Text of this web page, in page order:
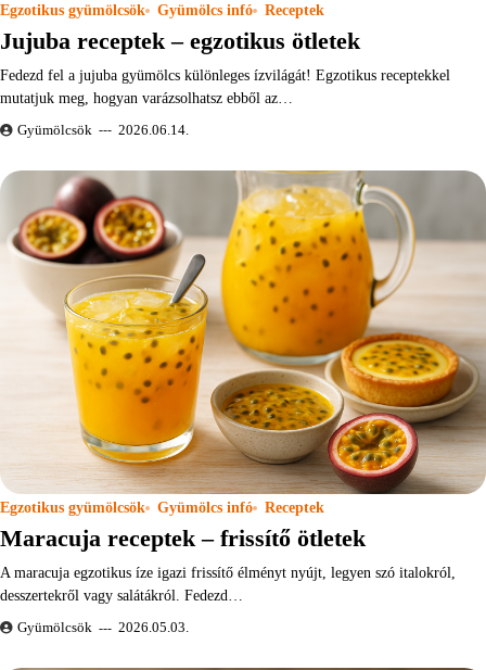
Egzotikus gyümölcsök Gyümölcs infó Receptek
Jujuba receptek – egzotikus ötletek
Fedezd fel a jujuba gyümölcs különleges ízvilágát! Egzotikus receptekkel
mutatjuk meg, hogyan varázsolhatsz ebből az…
Gyümölcsök 2026.06.14.
Egzotikus gyümölcsök Gyümölcs infó Receptek
Maracuja receptek – frissítő ötletek
A maracuja egzotikus íze igazi frissítő élményt nyújt, legyen szó italokról,
desszertekről vagy salátákról. Fedezd…
Gyümölcsök 2026.05.03.